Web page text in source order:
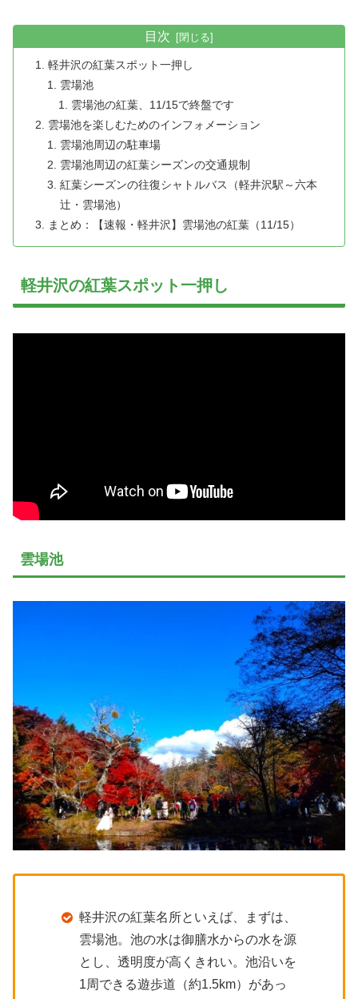
目次
軽井沢の紅葉スポット一押し
雲場池
雲場池の紅葉、11/15で終盤です
雲場池を楽しむためのインフォメーション
雲場池周辺の駐車場
雲場池周辺の紅葉シーズンの交通規制
紅葉シーズンの往復シャトルバス（軽井沢駅～六本
辻・雲場池）
まとめ：【速報・軽井沢】雲場池の紅葉（11/15）
軽井沢の紅葉スポット一押し
雲場池
軽井沢の紅葉名所といえば、まずは、
雲場池。池の水は御膳水からの水を源
とし、透明度が高くきれい。池沿いを
1周できる遊歩道（約1.5km）があっ